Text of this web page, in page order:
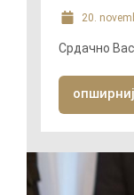
20.
Срдачно